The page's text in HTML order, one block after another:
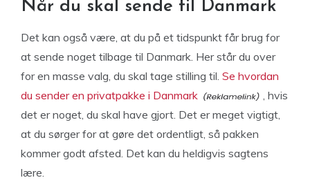
Når du skal sende til Danmark
Det kan også være, at du på et tidspunkt får brug for
at sende noget tilbage til Danmark. Her står du over
for en masse valg, du skal tage stilling til. Se hvordan
du sender en privatpakke i Danmark
, hvis
det er noget, du skal have gjort. Det er meget vigtigt,
at du sørger for at gøre det ordentligt, så pakken
kommer godt afsted. Det kan du heldigvis sagtens
lære.